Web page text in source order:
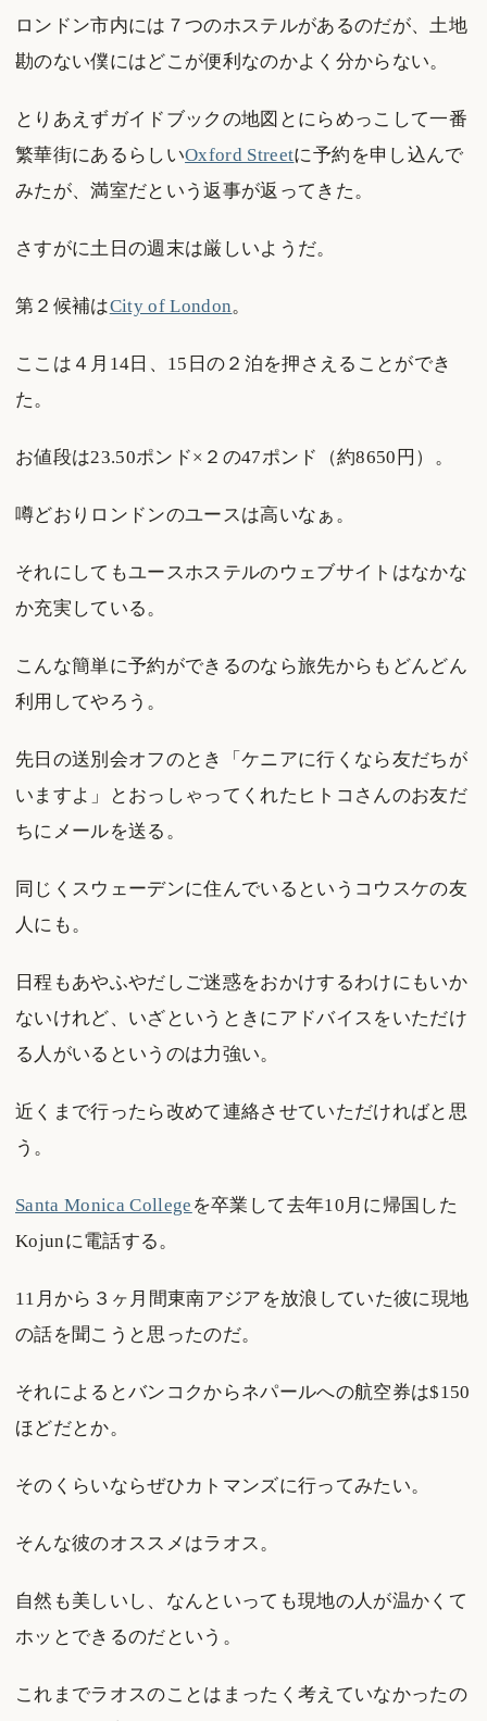
ロンドン市内には７つのホステルがあるのだが、土地
勘のない僕にはどこが便利なのかよく分からない。
とりあえずガイドブックの地図とにらめっこして一番
繁華街にあるらしいOxford Streetに予約を申し込んで
みたが、満室だという返事が返ってきた。
さすがに土日の週末は厳しいようだ。
第２候補はCity of London。
ここは４月14日、15日の２泊を押さえることができ
た。
お値段は23.50ポンド×２の47ポンド（約8650円）。
噂どおりロンドンのユースは高いなぁ。
それにしてもユースホステルのウェブサイトはなかな
か充実している。
こんな簡単に予約ができるのなら旅先からもどんどん
利用してやろう。
先日の送別会オフのとき「ケニアに行くなら友だちが
いますよ」とおっしゃってくれたヒトコさんのお友だ
ちにメールを送る。
同じくスウェーデンに住んでいるというコウスケの友
人にも。
日程もあやふやだしご迷惑をおかけするわけにもいか
ないけれど、いざというときにアドバイスをいただけ
る人がいるというのは力強い。
近くまで行ったら改めて連絡させていただければと思
う。
Santa Monica College を卒業して去年10月に帰国した
Kojunに電話する。
11月から３ヶ月間東南アジアを放浪していた彼に現地
の話を聞こうと思ったのだ。
それによるとバンコクからネパールへの航空券は$150
ほどだとか。
そのくらいならぜひカトマンズに行ってみたい。
そんな彼のオススメはラオス。
自然も美しいし、なんといっても現地の人が温かくて
ホッとできるのだという。
これまでラオスのことはまったく考えていなかったの